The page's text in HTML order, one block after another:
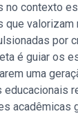
contexto
que valorizam
por
é guiar os
uma
acadêmicas